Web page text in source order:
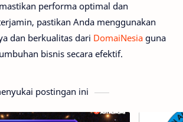
performa optimal dan
pastikan Anda menggunakan
dan berkualitas dari DomaiNesia guna
bisnis secara efektif.
postingan ini